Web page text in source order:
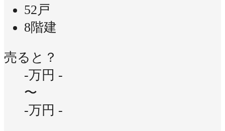
52戸
8階建
売ると？
-万円 -
〜
-万円 -